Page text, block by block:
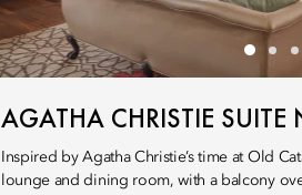
AGATHA CHRISTIE SUITE
Inspired by Agatha Christie’s time at Old
lounge and dining room, with a balcony